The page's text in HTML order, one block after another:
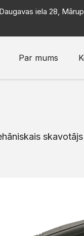
Daugavas iela 28,
Par mums